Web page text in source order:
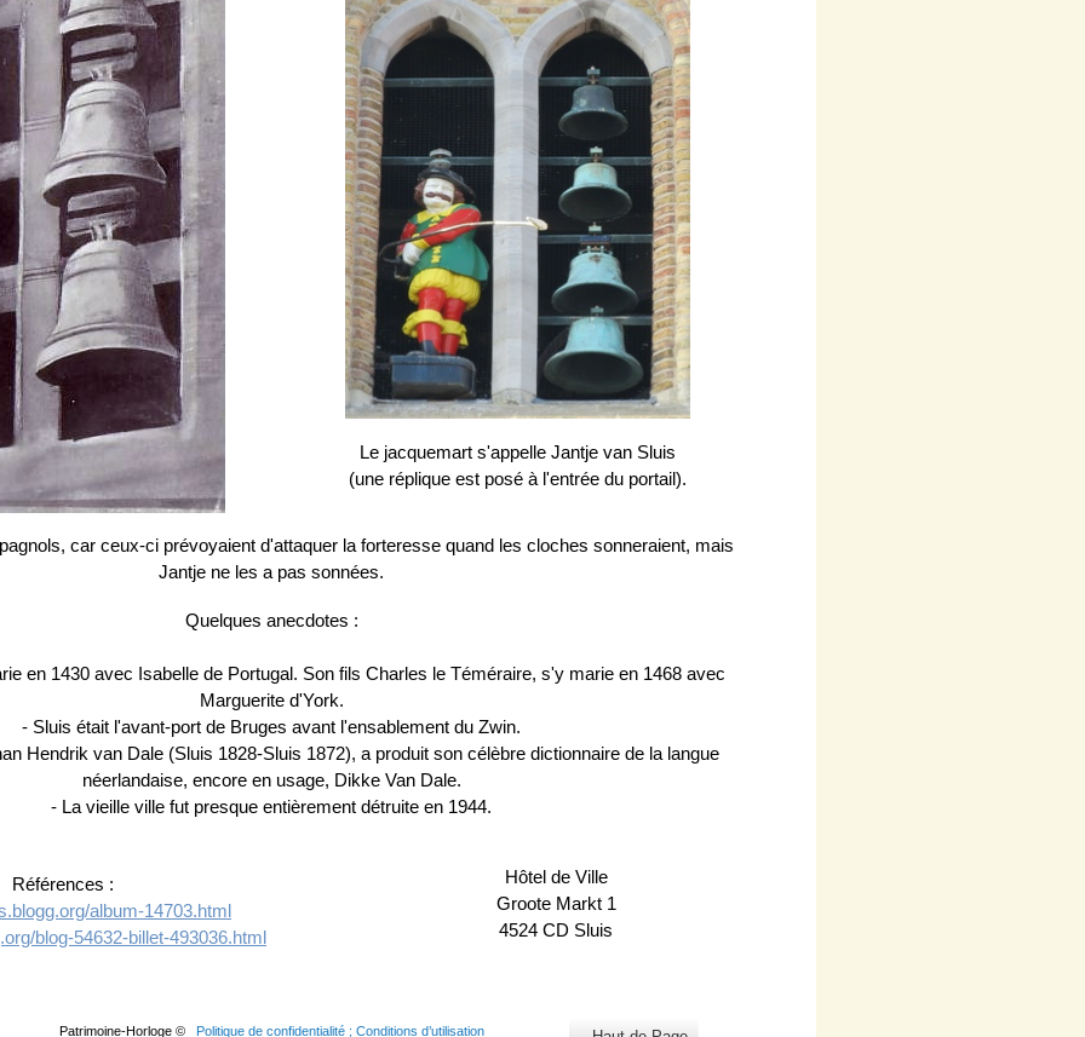
Le jacquemart s'appelle Jantje van Sluis
(une réplique est posé à l'entrée du portail).
car ceux-ci prévoyaient d'attaquer la forteresse quand les cloches sonneraient, mais
Jantje ne les a pas sonnées.
Quelques anecdotes :
en 1430 avec Isabelle de Portugal. Son fils Charles le Téméraire, s'y marie en 1468 avec
Marguerite d'York.
- Sluis était l'avant-port de Bruges avant l'ensablement du Zwin.
Hendrik van Dale (Sluis 1828-Sluis 1872), a produit son célèbre dictionnaire de la langue
néerlandaise, encore en usage, Dikke Van Dale.
- La vieille ville fut presque entièrement détruite en 1944.
Références :
album-14703.html
blog-54632-billet-493036.html
Hôtel de Ville
Groote Markt 1
4524 CD Sluis
Patrimoine-Horloge © Politique de confidentialité ; Conditions d’utilisation